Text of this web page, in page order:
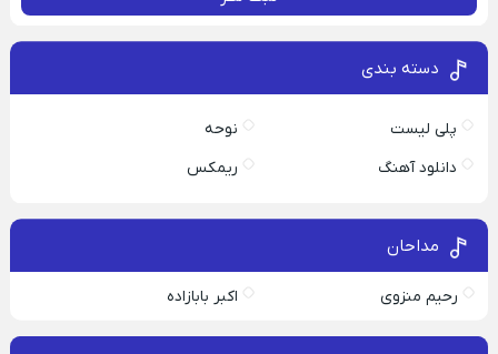
دسته بندی
پلی لیست
نوحه
دانلود آهنگ
ریمکس
مداحان
رحیم منزوی اکبر بابازاده